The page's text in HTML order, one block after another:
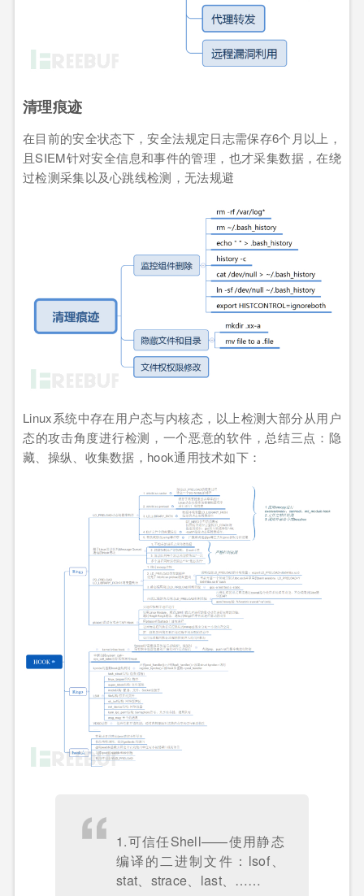
清理痕迹
在目前的安全状态下，安全法规定日志需保存6个月以上，
且SIEM针对安全信息和事件的管理，也才采集数据，在绕
过检测采集以及心跳线检测，无法规避
Linux系统中存在用户态与内核态，以上检测大部分从用户
态的攻击角度进行检测，一个恶意的软件，总结三点：隐
藏、操纵、收集数据，hook通用技术如下：
1.可信任Shell——使用静态
编译的二进制文件：lsof、
stat、strace、last、……